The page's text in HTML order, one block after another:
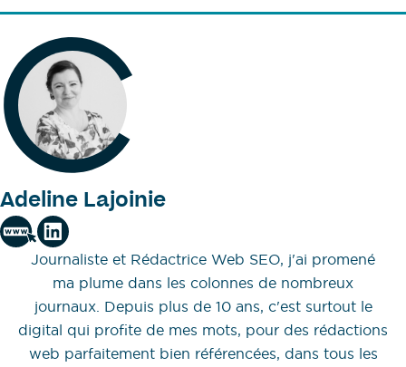
Adeline Lajoinie
Journaliste et Rédactrice Web SEO, j'ai promené
ma plume dans les colonnes de nombreux
journaux. Depuis plus de 10 ans, c'est surtout le
digital qui profite de mes mots, pour des rédactions
web parfaitement bien référencées, dans tous les